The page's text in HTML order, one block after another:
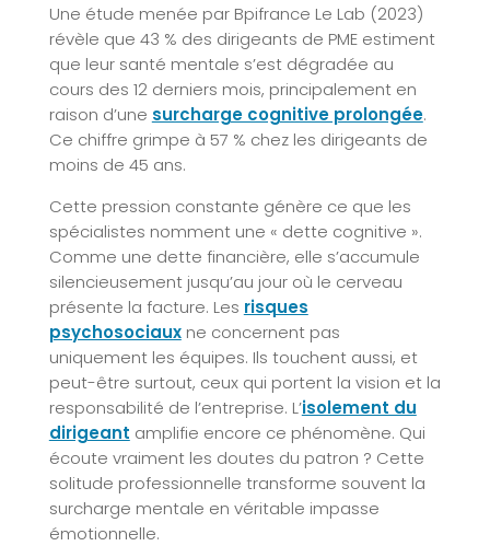
Une étude menée par Bpifrance Le Lab (2023)
révèle que 43 % des dirigeants de PME estiment
que leur santé mentale s’est dégradée au
cours des 12 derniers mois, principalement en
raison d’une surcharge cognitive prolongée.
Ce chiffre grimpe à 57 % chez les dirigeants de
moins de 45 ans.
Cette pression constante génère ce que les
spécialistes nomment une « dette cognitive ».
Comme une dette financière, elle s’accumule
silencieusement jusqu’au jour où le cerveau
présente la facture. Les risques
psychosociauxne concernent pas
uniquement les équipes. Ils touchent aussi, et
peut-être surtout, ceux qui portent la vision et la
responsabilité de l’entreprise. L’isolement du
dirigeant amplifie encore ce phénomène. Qui
écoute vraiment les doutes du patron ? Cette
solitude professionnelle transforme souvent la
surcharge mentale en véritable impasse
émotionnelle.